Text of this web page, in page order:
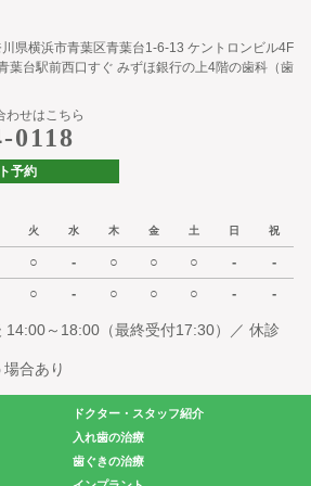
県横浜市青葉区青葉台1-6-13 ケントロンビル4F
葉台駅前西口すぐ みずほ銀行の上4階の歯科（歯
わせはこちら
0118
予約
火 水 木 金 土 日 祝
○ - ○ ○ ○ - -
○ - ○ ○ ○ - -
～18:00（最終受付17:30）／ 休診
合あり
ドクター・スタッフ紹介
入れ歯の治療
歯ぐきの治療